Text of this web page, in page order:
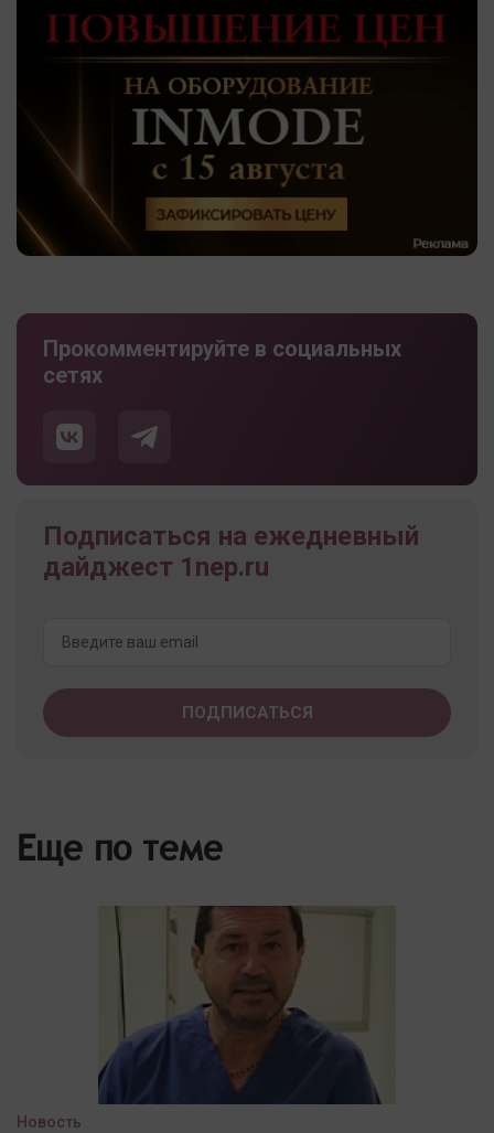
Прокомментируйте в социальных
сетях
Подписаться на ежедневный
дайджест 1nep.ru
Еще по теме
Новость